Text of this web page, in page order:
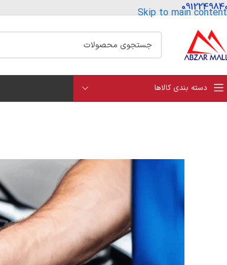
Skip to main content
دسته بندی کالاها